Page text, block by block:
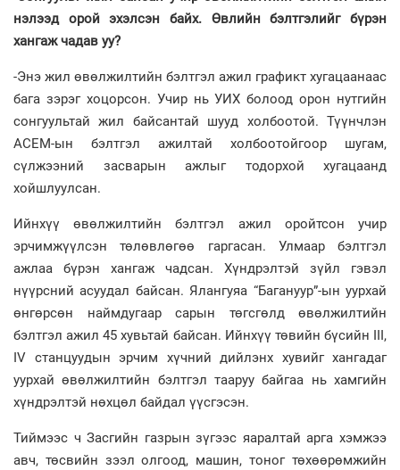
нэлээд орой эхэлсэн байх. Өвлийн бэлтгэлийг бүрэн
хангаж чадав уу?
-Энэ жил өвөлжилтийн бэлтгэл ажил графикт хугацаанаас
бага зэрэг хоцорсон. Учир нь УИХ болоод орон нутгийн
сонгуультай жил байсантай шууд холбоотой. Түүнчлэн
АСЕМ-ын бэлтгэл ажилтай холбоотойгоор шугам,
сүлжээний засварын ажлыг тодорхой хугацаанд
хойшлуулсан.
Ийнхүү өвөлжилтийн бэлтгэл ажил оройтсон учир
эрчимжүүлсэн төлөвлөгөө гаргасан. Улмаар бэлтгэл
ажлаа бүрэн хангаж чадсан. Хүндрэлтэй зүйл гэвэл
нүүрсний асуудал байсан. Ялангуяа “Багануур”-ын уурхай
өнгөрсөн наймдугаар сарын төгсгөлд өвөлжилтийн
бэлтгэл ажил 45 хувьтай байсан. Ийнхүү төвийн бүсийн III,
IV станцуудын эрчим хүчний дийлэнх хувийг хангадаг
уурхай өвөлжилтийн бэлтгэл тааруу байгаа нь хамгийн
хүндрэлтэй нөхцөл байдал үүсгэсэн.
Тиймээс ч Засгийн газрын зүгээс яаралтай арга хэмжээ
авч, төсвийн зээл олгоод, машин, тоног төхөөрөмжийн